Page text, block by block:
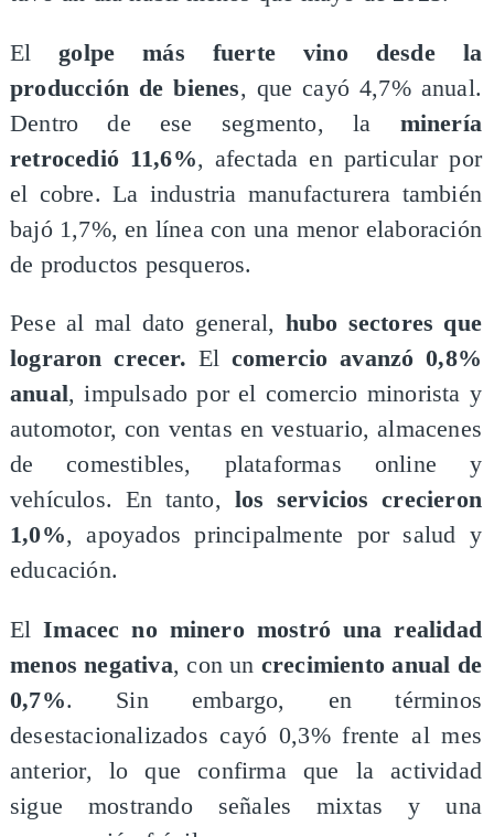
Elgolpe más fuerte vino desde la
producción de bienes, que cayó 4,7% anual.
Dentro de ese segmento, la minería
retrocedió 11,6%, afectada en particular por
el cobre. La industria manufacturera también
bajó 1,7%, en línea con una menor elaboración
de productos pesqueros.
Pese al mal dato general, hubo sectores que
lograron crecer. El comercio avanzó 0,8%
anual, impulsado por el comercio minorista y
automotor, con ventas en vestuario, almacenes
de comestibles, plataformas online y
vehículos. En tanto, los servicios crecieron
1,0%, apoyados principalmente por salud y
educación.
El Imacec no minero mostró una realidad
menos negativa, con un crecimiento anual de
0,7%. Sin embargo, en términos
desestacionalizados cayó 0,3% frente al mes
anterior, lo que confirma que la actividad
sigue mostrando señales mixtas y una